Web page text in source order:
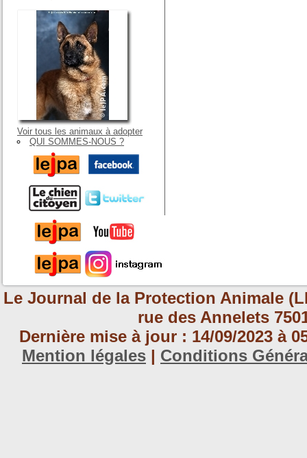
Voir tous les animaux à adopter
QUI SOMMES-NOUS ?
Le Journal de la Protection Animale
rue des Annelets
Dernière mise à jour : 14/09/2023 à
Mention légales | Conditions